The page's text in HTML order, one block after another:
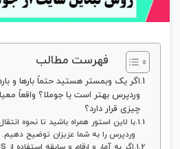
فهرست مطالب
اگر یک وبمستر هستید حتماً بارها و
وردپرس بهتر است یا جوملا؟ واقعاً
چیزی قرار دارد؟
با لاین استور همراه باشید تا نحوه
وردپرس را به شما عزیزان توضیح دهیم.